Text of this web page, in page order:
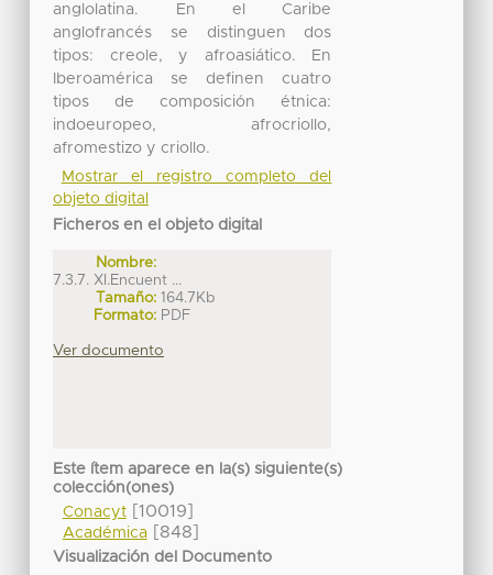
anglolatina. En el Caribe
anglofrancés se distinguen dos
tipos: creole, y afroasiático. En
Iberoamérica se definen cuatro
tipos de composición étnica:
indoeuropeo, afrocriollo,
afromestizo y criollo.
Mostrar el registro completo del
objeto digital
Ficheros en el objeto digital
Nombre:
7.3.7. XI.Encuent ...
Tamaño: 164.7Kb
Formato: PDF
Ver documento
Este ítem aparece en la(s) siguiente(s)
colección(ones)
Conacyt[10019]
Académica[848]
Visualización del Documento